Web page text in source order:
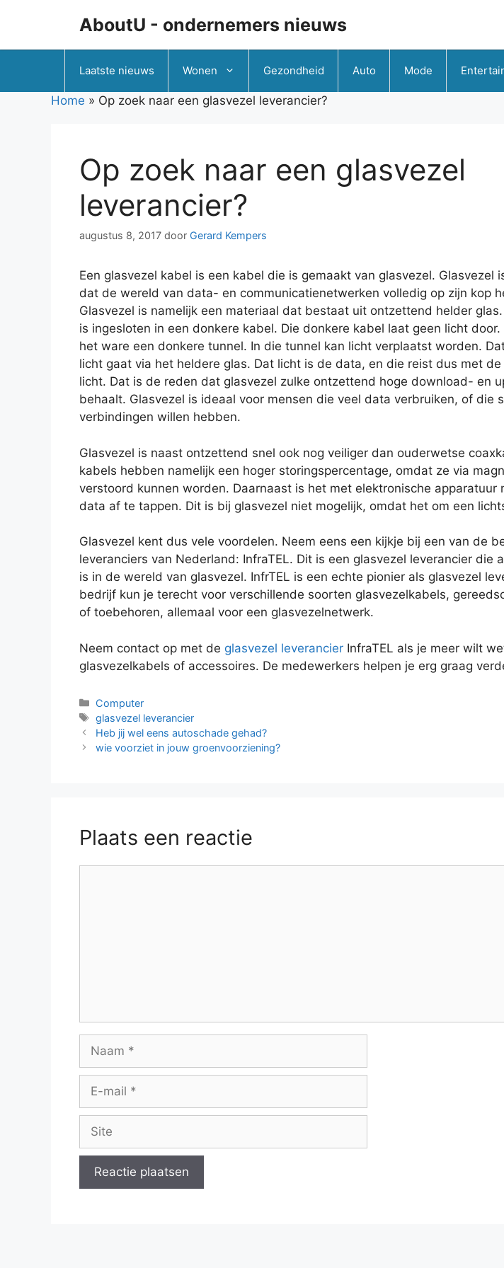
AboutU - ondernemers nieuws
Laatste nieuws Wonen Gezondheid Auto Mode
Home » Op zoek naar een glasvezel leverancier?
Op zoek naar een glasvezel
leverancier?
augustus 8, 2017 door Gerard Kempers
Een glasvezel kabel is een kabel die is gemaakt van glasvezel. Glasvezel
dat de wereld van data- en communicatienetwerken volledig op zijn kop
Glasvezel is namelijk een materiaal dat bestaat uit ontzettend helder
is ingesloten in een donkere kabel. Die donkere kabel laat geen licht
het ware een donkere tunnel. In die tunnel kan licht verplaatst worden.
licht gaat via het heldere glas. Dat licht is de data, en die reist dus met
licht. Dat is de reden dat glasvezel zulke ontzettend hoge download- en
behaalt. Glasvezel is ideaal voor mensen die veel data verbruiken, of die
verbindingen willen hebben.
Glasvezel is naast ontzettend snel ook nog veiliger dan ouderwetse
kabels hebben namelijk een hoger storingspercentage, omdat ze via
verstoord kunnen worden. Daarnaast is het met elektronische apparatuur
data af te tappen. Dit is bij glasvezel niet mogelijk, omdat het om een
Glasvezel kent dus vele voordelen. Neem eens een kijkje bij een van de
leveranciers van Nederland: InfraTEL. Dit is een glasvezel leverancier die
is in de wereld van glasvezel. InfrTEL is een echte pionier als glasvezel
bedrijf kun je terecht voor verschillende soorten glasvezelkabels,
of toebehoren, allemaal voor een glasvezelnetwerk.
Neem contact op met de glasvezel leverancier InfraTEL als je meer wilt
glasvezelkabels of accessoires. De medewerkers helpen je erg graag
Categorieën
Computer
Tags
glasvezel leverancier
Heb jij wel eens autoschade gehad?
wie voorziet in jouw groenvoorziening?
Plaats een reactie
mail